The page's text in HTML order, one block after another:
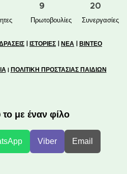
9
🐝🏠 Πρωτοβουλίες
20
🤝 Συνεργασίες
ΙΣΤΟΡΙΕΣ ΝΕΑ ΒΙΝΤΕΟ
| ΠΟΛΙΤΙΚΗ ΠΡΟΣΤΑΣΙΑΣ ΠΑΙΔΙΩΝ
με έναν φίλο
Viber Email